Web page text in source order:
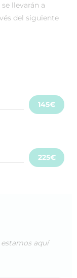
llevarán a
del siguiente
145€
225€
aquí